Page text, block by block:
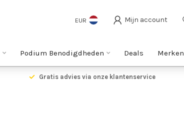
EUR Mijn account
Podium Benodigdheden Deals Merken
Gratis advies via onze klantenservice